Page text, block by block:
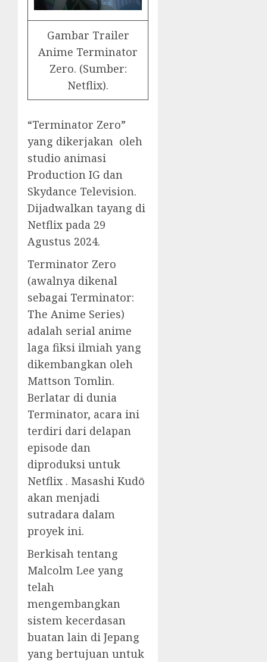
Gambar Trailer
Anime Terminator
Zero. (Sumber:
Netflix).
“Terminator Zero”
yang dikerjakan oleh
studio animasi
Production IG dan
Skydance Television.
Dijadwalkan tayang di
Netflix pada 29
Agustus 2024.
Terminator Zero
(awalnya dikenal
sebagai Terminator:
The Anime Series)
adalah serial anime
laga fiksi ilmiah yang
dikembangkan oleh
Mattson Tomlin.
Berlatar di dunia
Terminator, acara ini
terdiri dari delapan
episode dan
diproduksi untuk
Netflix . Masashi Kudō
akan menjadi
sutradara dalam
proyek ini.
Berkisah tentang
Malcolm Lee yang
telah
mengembangkan
sistem kecerdasan
buatan lain di Jepang
yang bertujuan untuk